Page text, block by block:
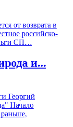
от возврата в
российско-
СП…
и...
Георгий
Начало